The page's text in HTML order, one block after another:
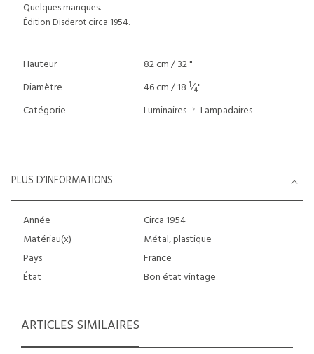
Quelques manques.
Édition Disderot circa 1954.
Hauteur
82 cm / 32 "
Diamètre
46 cm / 18 1⁄4"
Catégorie
Luminaires Lampadaires
PLUS D’INFORMATIONS
Année
Circa 1954
Matériau(x)
Métal, plastique
Pays
France
État
Bon état vintage
ARTICLES SIMILAIRES